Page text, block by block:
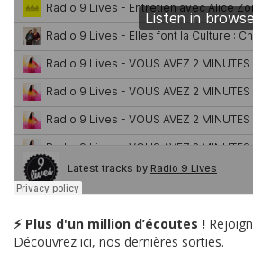
⚡ Plus d'un million d’écoutes !
Découvrez ici, nos dernières sorties.